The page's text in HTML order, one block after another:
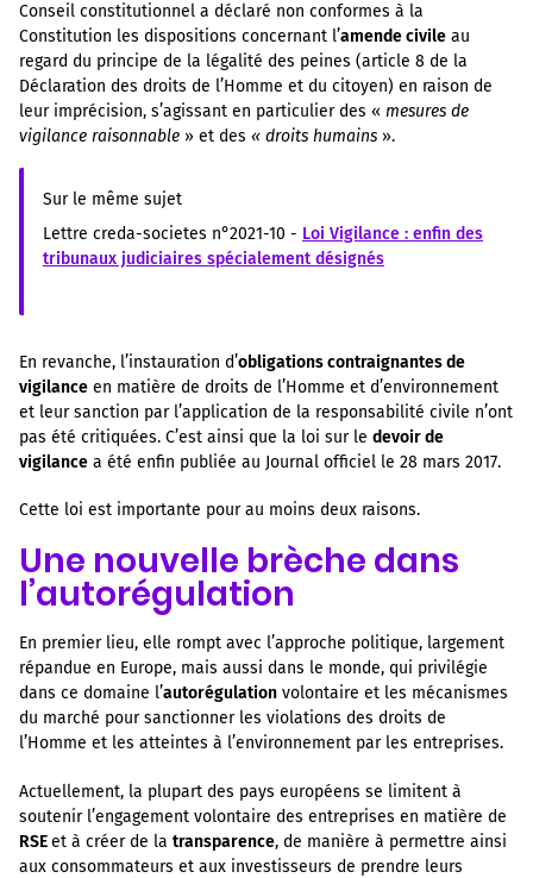
Conseil constitutionnel a déclaré non conformes à la
Constitution les dispositions concernant l’amende civile au
regard du principe de la légalité des peines (article 8 de la
Déclaration des droits de l’Homme et du citoyen) en raison de
leur imprécision, s’agissant en particulier des « mesures de
vigilance raisonnable » et des « droits humains ».
Sur le même sujet
Lettre creda-societes n°2021-10 - Loi Vigilance : enfin des
tribunaux judiciaires spécialement désignés
En revanche, l’instauration d’obligations contraignantes de
vigilance en matière de droits de l’Homme et d’environnement
et leur sanction par l’application de la responsabilité civile n’ont
pas été critiquées. C’est ainsi que la loi sur le devoir de
vigilance a été enfin publiée au Journal officiel le 28 mars 2017.
Cette loi est importante pour au moins deux raisons.
Une nouvelle brèche dans
l’autorégulation
En premier lieu, elle rompt avec l’approche politique, largement
répandue en Europe, mais aussi dans le monde, qui privilégie
dans ce domaine l’autorégulation volontaire et les mécanismes
du marché pour sanctionner les violations des droits de
l’Homme et les atteintes à l’environnement par les entreprises.
Actuellement, la plupart des pays européens se limitent à
soutenir l’engagement volontaire des entreprises en matière de
RSEet à créer de la transparence, de manière à permettre ainsi
aux consommateurs et aux investisseurs de prendre leurs